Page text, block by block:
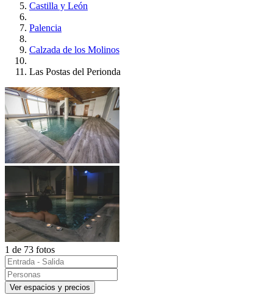
Castilla y León
Palencia
Calzada de los Molinos
Las Postas del Perionda
1 de 73 fotos
Ver espacios y precios